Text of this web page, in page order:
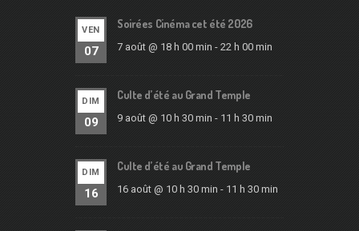
VEN
07
Soirées Cinéma cet été 2026
7 août @ 18 h 00 min - 22 h 00 min
DIM
09
Culte d’été au Grand Temple
9 août @ 10 h 30 min - 11 h 30 min
DIM
16
Culte d’été au Grand Temple
16 août @ 10 h 30 min - 11 h 30 min